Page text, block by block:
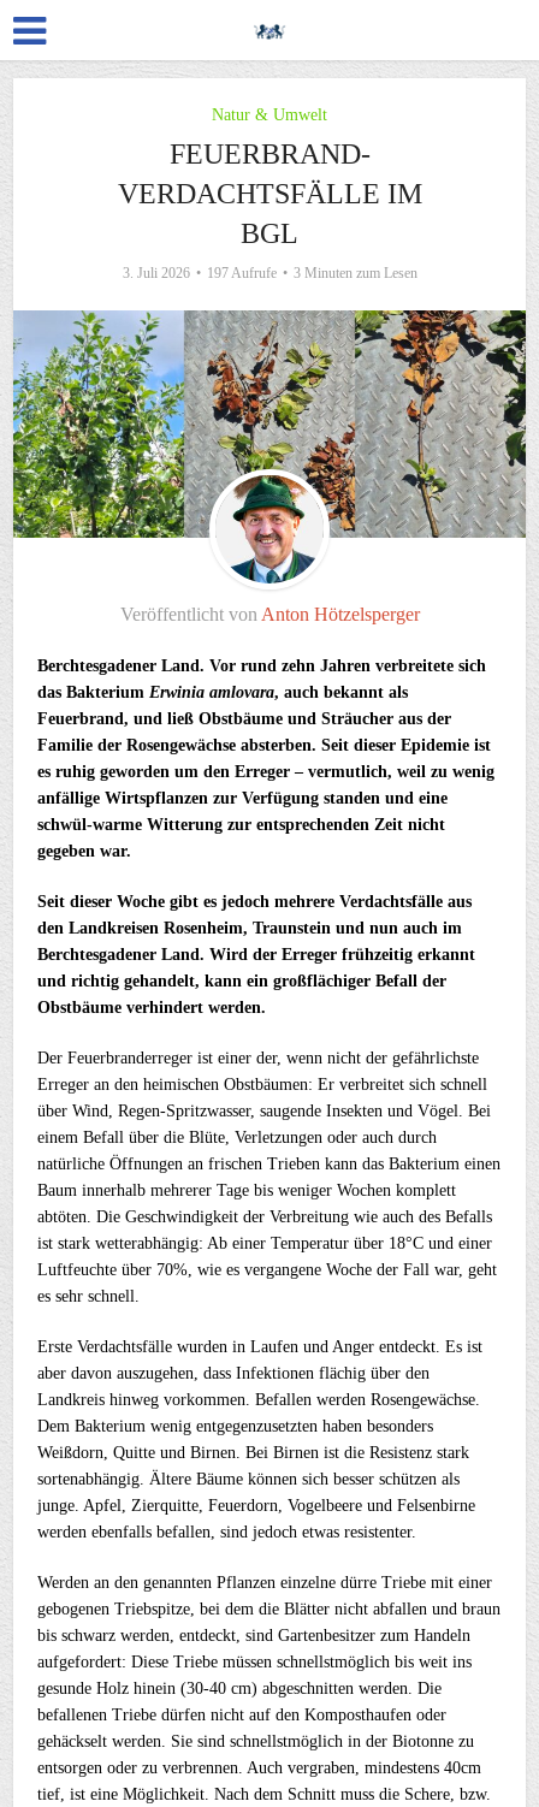
Natur & Umwelt
FEUERBRAND-
VERDACHTSFÄLLE IM
BGL
3. Juli 2026 197 Aufrufe 3 Minuten zum Lesen
Veröffentlicht von Anton Hötzelsperger
Berchtesgadener Land. Vor rund zehn Jahren verbreitete sich
das Bakterium Erwinia amlovara, auch bekannt als
Feuerbrand, und ließ Obstbäume und Sträucher aus der
Familie der Rosengewächse absterben. Seit dieser Epidemie ist
es ruhig geworden um den Erreger – vermutlich, weil zu wenig
anfällige Wirtspflanzen zur Verfügung standen und eine
schwül-warme Witterung zur entsprechenden Zeit nicht
gegeben war.
Seit dieser Woche gibt es jedoch mehrere Verdachtsfälle aus
den Landkreisen Rosenheim, Traunstein und nun auch im
Berchtesgadener Land. Wird der Erreger frühzeitig erkannt
und richtig gehandelt, kann ein großflächiger Befall der
Obstbäume verhindert werden.
Der Feuerbranderreger ist einer der, wenn nicht der gefährlichste
Erreger an den heimischen Obstbäumen: Er verbreitet sich schnell
über Wind, Regen-Spritzwasser, saugende Insekten und Vögel. Bei
einem Befall über die Blüte, Verletzungen oder auch durch
natürliche Öffnungen an frischen Trieben kann das Bakterium einen
Baum innerhalb mehrerer Tage bis weniger Wochen komplett
abtöten. Die Geschwindigkeit der Verbreitung wie auch des Befalls
ist stark wetterabhängig: Ab einer Temperatur über 18°C und einer
Luftfeuchte über 70%, wie es vergangene Woche der Fall war, geht
es sehr schnell.
Erste Verdachtsfälle wurden in Laufen und Anger entdeckt. Es ist
aber davon auszugehen, dass Infektionen flächig über den
Landkreis hinweg vorkommen. Befallen werden Rosengewächse.
Dem Bakterium wenig entgegenzusetzten haben besonders
Weißdorn, Quitte und Birnen. Bei Birnen ist die Resistenz stark
sortenabhängig. Ältere Bäume können sich besser schützen als
junge. Apfel, Zierquitte, Feuerdorn, Vogelbeere und Felsenbirne
werden ebenfalls befallen, sind jedoch etwas resistenter.
Werden an den genannten Pflanzen einzelne dürre Triebe mit einer
gebogenen Triebspitze, bei dem die Blätter nicht abfallen und braun
bis schwarz werden, entdeckt, sind Gartenbesitzer zum Handeln
aufgefordert: Diese Triebe müssen schnellstmöglich bis weit ins
gesunde Holz hinein (30-40 cm) abgeschnitten werden. Die
befallenen Triebe dürfen nicht auf den Komposthaufen oder
gehäckselt werden. Sie sind schnellstmöglich in der Biotonne zu
entsorgen oder zu verbrennen. Auch vergraben, mindestens 40cm
tief, ist eine Möglichkeit. Nach dem Schnitt muss die Schere, bzw.